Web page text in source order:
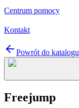
Centrum pomocy
Kontakt
Powrót do katalogu
Freejump